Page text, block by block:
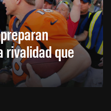
rivalidad que